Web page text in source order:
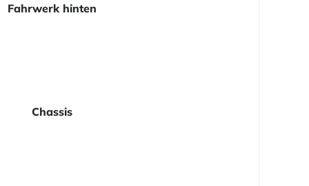
Fahrwerk hinten
Chassis